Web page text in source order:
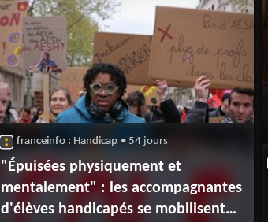
franceinfo : Handicap • 54 jours
"Épuisées physiquement et
mentalement" : les accompagnantes
d'élèves handicapés se mobilisent